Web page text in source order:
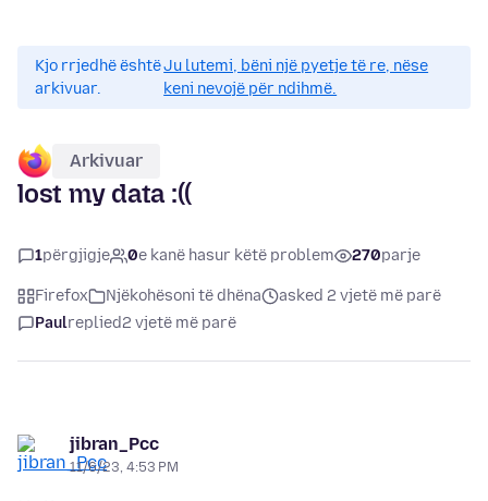
Kjo rrjedhë është
arkivuar.
Ju lutemi, bëni një pyetje të re, nëse
keni nevojë për ndihmë.
Arkivuar
lost my data :((
1përgjigje 0e kanë hasur këtë problem 270parje
Firefox Njëkohësoni të dhëna
asked 2 vjetë më parë
Paulreplied2 vjetë më parë
jibran_Pcc
11/6/23, 4:53 PM